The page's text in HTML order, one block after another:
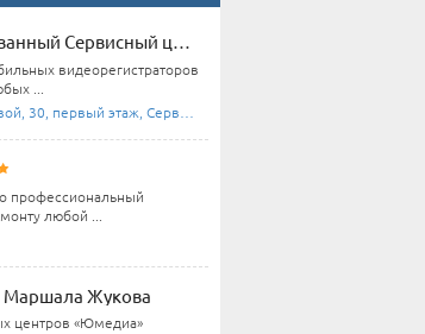
видеорегистраторов
...
первый этаж, Сервисный ...
профессиональный
любой ...
Маршала Жукова
центров «Юмедиа»